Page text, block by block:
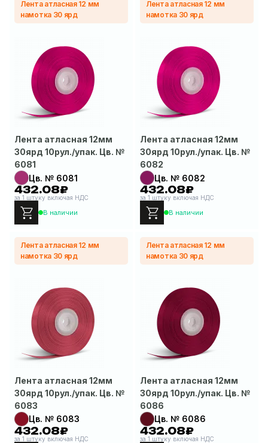
Лента атласная 12 мм
намотка 30 ярд
Лента атласная 12мм
30ярд 10рул./упак. Цв. №
6081
Цв. № 6081
432.08₽
за 1 штуку включая НДС
В наличии
Лента атласная 12 мм
намотка 30 ярд
Лента атласная 12мм
30ярд 10рул./упак. Цв. №
6082
Цв. № 6082
432.08₽
за 1 штуку включая НДС
В наличии
Лента атласная 12 мм
намотка 30 ярд
Лента атласная 12мм
30ярд 10рул./упак. Цв. №
6083
Цв. № 6083
432.08₽
за 1 штуку включая НДС
Лента атласная 12 мм
намотка 30 ярд
Лента атласная 12мм
30ярд 10рул./упак. Цв. №
6086
Цв. № 6086
432.08₽
за 1 штуку включая НДС